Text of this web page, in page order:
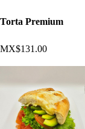
Torta Premium
MX$131.00